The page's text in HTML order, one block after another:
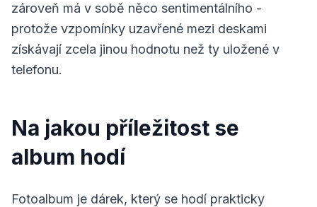
zároveň má v sobě něco sentimentálního -
protože vzpomínky uzavřené mezi deskami
získávají zcela jinou hodnotu než ty uložené v
telefonu.
Na jakou příležitost se
album hodí
Fotoalbum je dárek, který se hodí prakticky